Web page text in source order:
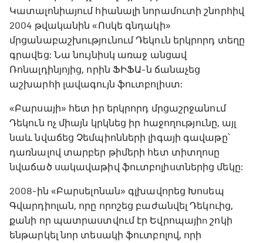
Կատալոնիայում հիանալի նորամուտի շնորհիվ
2004 թվականին «Ոսկե գնդակի»
մրցանաբաշխությունում Դեկուն երկրորդ տեղը
գրավեց: Նա նույնիսկ առաջ անցավ
Ռոնալդինյոյից, որին ՖԻՖԱ-ն ճանաչեց
աշխարհի լավագույն ֆուտբոլիստ:
«Բարսայի» հետ իր երկրորդ մրցաշրջանում
Դեկուն ոչ միայն կրկնեց իր հաջողությունը, այլ
նաև նվաճեց Չեմպիոնների լիգայի գավաթը՝
դառնալով տարբեր թիմերի հետ տիտղոսը
նվաճած սակավաթիվ ֆուտբոլիստներից մեկը:
2008-ին «Բարսելոնան» գլխավորեց Խոսեպ
Գվարդիոլան, որը որոշեց բաժանվել Դեկուից,
քանի որ պատրաստվում էր Եվրոպայիn շոկի
ենթարկել նոր տեսակի ֆուտբոլով, որի